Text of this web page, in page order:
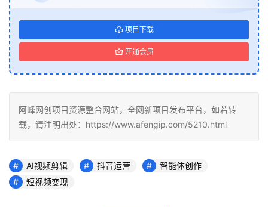
项目下载
开通会员
阿峰网创项目资源整合网站，全网新项目发布平台，如若转
载，请注明出处：https://www.afengip.com/5210.html
AI视频剪辑 抖音运营
智能体创作
短视频变现